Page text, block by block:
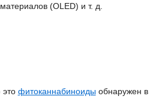
(OLED) и т. д.
это фитоканнабиноидыобнаружен в